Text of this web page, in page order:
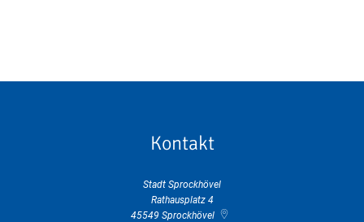
Kontakt
Stadt Sprockhövel
Rathausplatz 4
45549 Sprockhövel